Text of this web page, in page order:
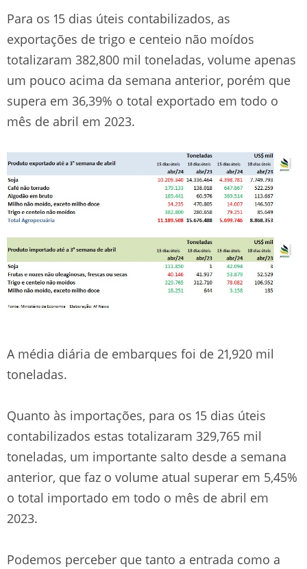
Para os 15 dias úteis contabilizados, as
exportações de trigo e centeio não moídos
totalizaram 382,800 mil toneladas, volume apenas
um pouco acima da semana anterior, porém que
supera em 36,39% o total exportado em todo o
mês de abril em 2023.
A média diária de embarques foi de 21,920 mil
toneladas.
Quanto às importações, para os 15 dias úteis
contabilizados estas totalizaram 329,765 mil
toneladas, um importante salto desde a semana
anterior, que faz o volume atual superar em 5,45%
o total importado em todo o mês de abril em
2023.
Podemos perceber que tanto a entrada como a